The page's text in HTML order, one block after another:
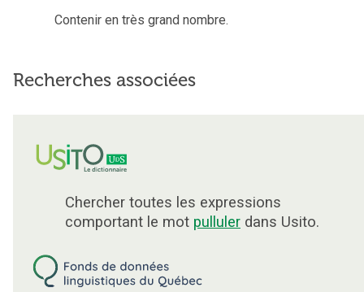
Contenir en très grand nombre.
Recherches associées
Chercher toutes les expressions
comportant le mot pulluler dans Usito.